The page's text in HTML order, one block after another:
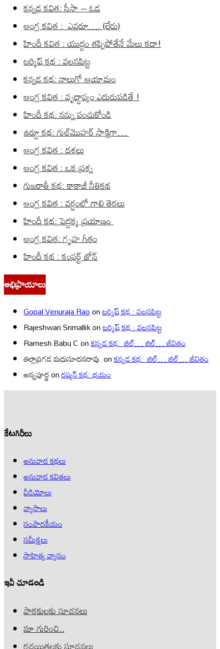
కన్నడ కవిత: సీసా – ఓడ
ఆంగ్ల కవిత : ఎవరూ…. (లేరు)
హిందీ కవిత : యుద్దం తప్పిపోతేనే మేలు కదా!
టర్కిష్ కథ : వలసపిట్ట
కన్నడ కథ: నాలుగో ఆయామం
ఆంగ్ల కవిత : వృద్ధాప్యం ఎదురుపడితే !
హిందీ కథ: నన్ను పంచుకోండి
ఉర్దూ కథ: గుల్‌మొహర్ సాక్షిగా…
ఆంగ్ల కవిత : దశలు
ఆంగ్ల కవిత : ఒక ప్రశ్న
గుజరాతీ కథ: కాకాజీ నీతికథ
ఆంగ్ల కవిత : వర్షంలో గాలి తెరలు
హిందీ కథ: పెద్దక్క ప్రయాణం
ఆంగ్ల కవిత: గృహ గీతం
హిందీ కథ : కంఫర్ట్ జోన్
అభిప్రాయాలు
Gopal Venuraja Raoonటర్కిష్ కథ : వలసపిట్ట
Rajeshwari Srimallikonటర్కిష్ కథ : వలసపిట్ట
Ramesh Babu Conకన్నడ కథ: జిల్… జిల్… జీవితం
తల్లాప్రగడ మధుసూదనరావు.onకన్నడ కథ: జిల్… జిల్… జీవితం
అన్నపూర్ణonరష్యన్ కథ: భయం
కేటగిరీలు
అనువాద కథలు
అనువాద కవితలు
వీడియోలు
వ్యాసాలు
సంపాదకీయం
సమీక్షలు
సాహిత్య వ్యాసం
ఇవీ చూడండి
పాఠకులకు సూచనలు
మా గురించి..